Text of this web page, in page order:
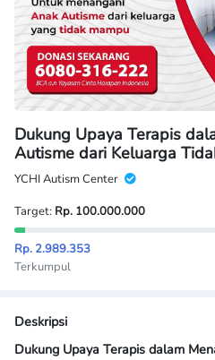
Dukung Upaya Terapis
Autisme dari Keluarga
YCHI Autism Center
Target: Rp. 100.000.000
Rp. 2.989.353
Terkumpul
Deskripsi
Dukung Upaya Terapis dalam